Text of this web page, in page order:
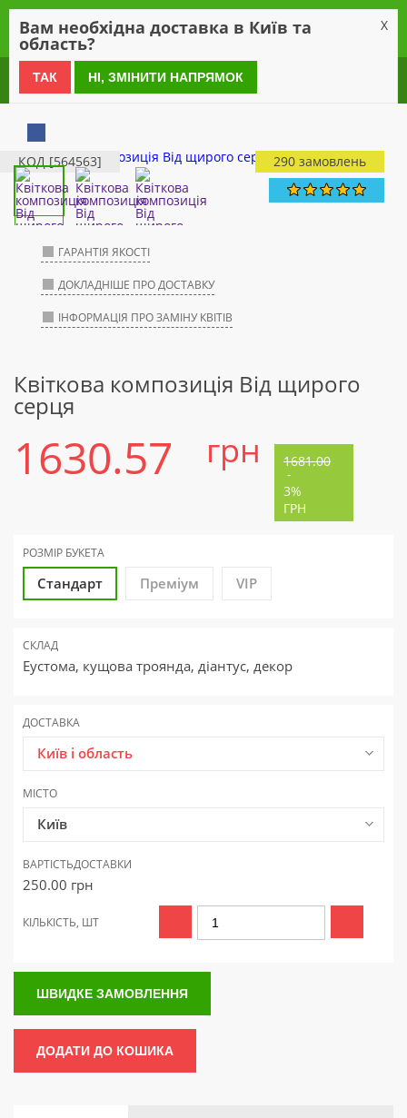
0 800 21 54 55
КОД [564563] 290 замовлень
ГАРАНТІЯ ЯКОСТІ
ДОКЛАДНІШЕ ПРО ДОСТАВКУ
ІНФОРМАЦІЯ ПРО ЗАМІНУ КВІТІВ
Квіткова композиція Від щирого
серця
1630.57 грн 1681.00
-
3%
ГРН
РОЗМІР БУКЕТА
Стандарт Преміум VIP
СКЛАД
Еустома, кущова троянда, діантус, декор
ДОСТАВКА
Київ і область
МІСТО
Київ
ВАРТІСТЬДОСТАВКИ
250.00 грн
КІЛЬКІСТЬ, ШТ
ШВИДКЕ ЗАМОВЛЕННЯ
ДОДАТИ ДО КОШИКА
Вам необхідна доставка в Київ та
область?
X
ТАК НІ, ЗМІНИТИ НАПРЯМОК